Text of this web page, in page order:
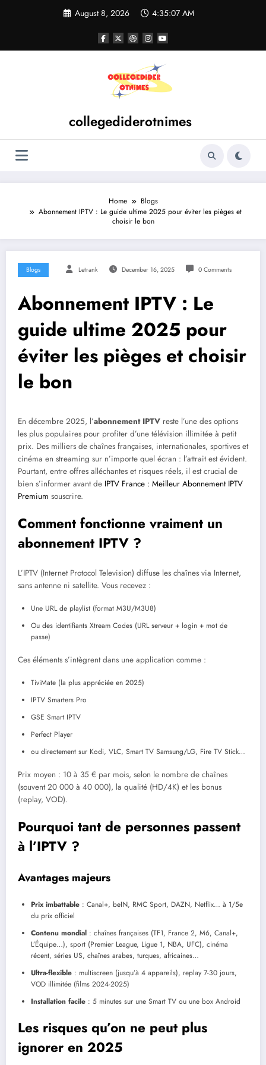
August 8, 2026 4:35:08 AM
collegediderotnimes
Home
Blogs
Abonnement IPTV : Le guide ultime 2025 pour éviter les pièges et
choisir le bon
Blogs Letrank December 16, 2025 0 Comments
Abonnement IPTV : Le
guide ultime 2025 pour
éviter les pièges et choisir
le bon
En décembre 2025, l’abonnement IPTV reste l’une des options
les plus populaires pour profiter d’une télévision illimitée à petit
prix. Des milliers de chaînes françaises, internationales, sportives et
cinéma en streaming sur n’importe quel écran : l’attrait est évident.
Pourtant, entre offres alléchantes et risques réels, il est crucial de
bien s’informer avant de IPTV France : Meilleur Abonnement IPTV
Premium souscrire.
Comment fonctionne vraiment un
abonnement IPTV ?
L’IPTV (Internet Protocol Television) diffuse les chaînes via Internet,
sans antenne ni satellite. Vous recevez :
Une URL de playlist (format M3U/M3U8)
Ou des identifiants Xtream Codes (URL serveur + login + mot de
passe)
Ces éléments s’intègrent dans une application comme :
TiviMate (la plus appréciée en 2025)
IPTV Smarters Pro
GSE Smart IPTV
Perfect Player
ou directement sur Kodi, VLC, Smart TV Samsung/LG, Fire TV Stick…
Prix moyen : 10 à 35 € par mois, selon le nombre de chaînes
(souvent 20 000 à 40 000), la qualité (HD/4K) et les bonus
(replay, VOD).
Pourquoi tant de personnes passent
à l’IPTV ?
Avantages majeurs
Prix imbattable : Canal+, beIN, RMC Sport, DAZN, Netflix… à 1/5e
du prix officiel
Contenu mondial : chaînes françaises (TF1, France 2, M6, Canal+,
L’Équipe…), sport (Premier League, Ligue 1, NBA, UFC), cinéma
récent, séries US, chaînes arabes, turques, africaines…
Ultra-flexible : multiscreen (jusqu’à 4 appareils), replay 7-30 jours,
VOD illimitée (films 2024-2025)
Installation facile : 5 minutes sur une Smart TV ou une box Android
Les risques qu’on ne peut plus
ignorer en 2025